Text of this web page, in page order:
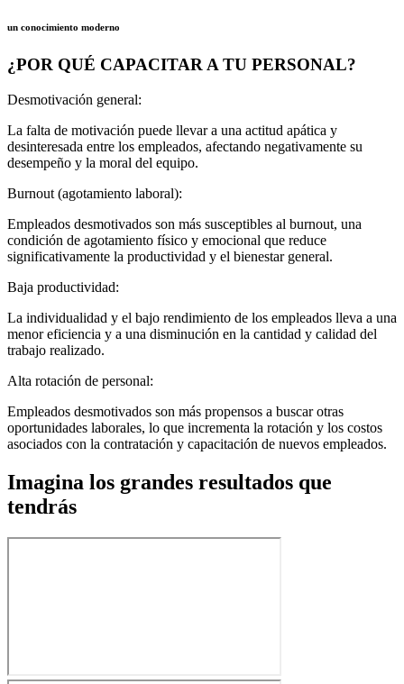
un conocimiento moderno
¿POR QUÉ CAPACITAR A TU PERSONAL?
Desmotivación general:
La falta de motivación puede llevar a una actitud apática y
desinteresada entre los empleados, afectando negativamente su
desempeño y la moral del equipo.
Burnout (agotamiento laboral):
Empleados desmotivados son más susceptibles al burnout, una
condición de agotamiento físico y emocional que reduce
significativamente la productividad y el bienestar general.
Baja productividad:
La individualidad y el bajo rendimiento de los empleados lleva a una
menor eficiencia y a una disminución en la cantidad y calidad del
trabajo realizado.
Alta rotación de personal:
Empleados desmotivados son más propensos a buscar otras
oportunidades laborales, lo que incrementa la rotación y los costos
asociados con la contratación y capacitación de nuevos empleados.
Imagina los grandes resultados que
tendrás